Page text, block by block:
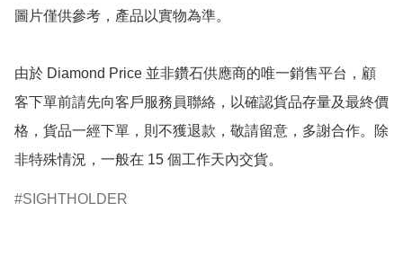
圖片僅供參考，產品以實物為準。
由於 Diamond Price 並非鑽石供應商的唯一銷售平台，顧
客下單前請先向客戶服務員聯絡，以確認貨品存量及最終價
格，貨品一經下單，則不獲退款，敬請留意，多謝合作。除
非特殊情況，一般在 15 個工作天內交貨。
SIGHTHOLDER